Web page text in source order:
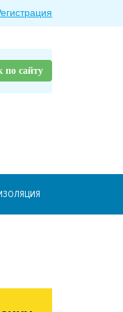
нет
по сайту